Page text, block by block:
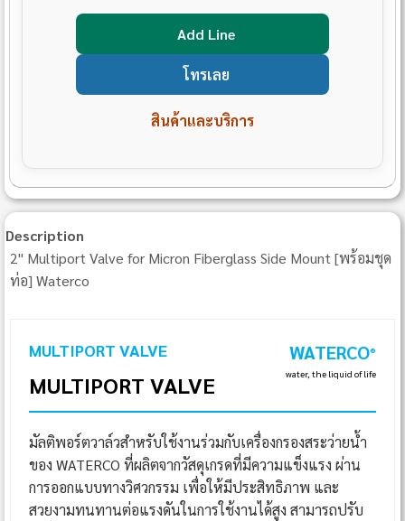
Add Line
โทรเลย
สินค้าและบริการ
Description
2" Multiport Valve for Micron Fiberglass Side Mount [พร้อมชุด
ท่อ] Waterco
MULTIPORT VALVE
MULTIPORT VALVE
WATERCO®
water, the liquid of life
มัลติพอร์ตวาล์วสำหรับใช้งานร่วมกับเครื่องกรองสระว่ายน้ำ
ของ WATERCO ที่ผลิตจากวัสดุเกรดที่มีความแข็งแรง ผ่าน
การออกแบบทางวิศวกรรม เพื่อให้มีประสิทธิภาพ และ
สวยงามทนทานต่อแรงดันในการใช้งานได้สูง สามารถปรับ